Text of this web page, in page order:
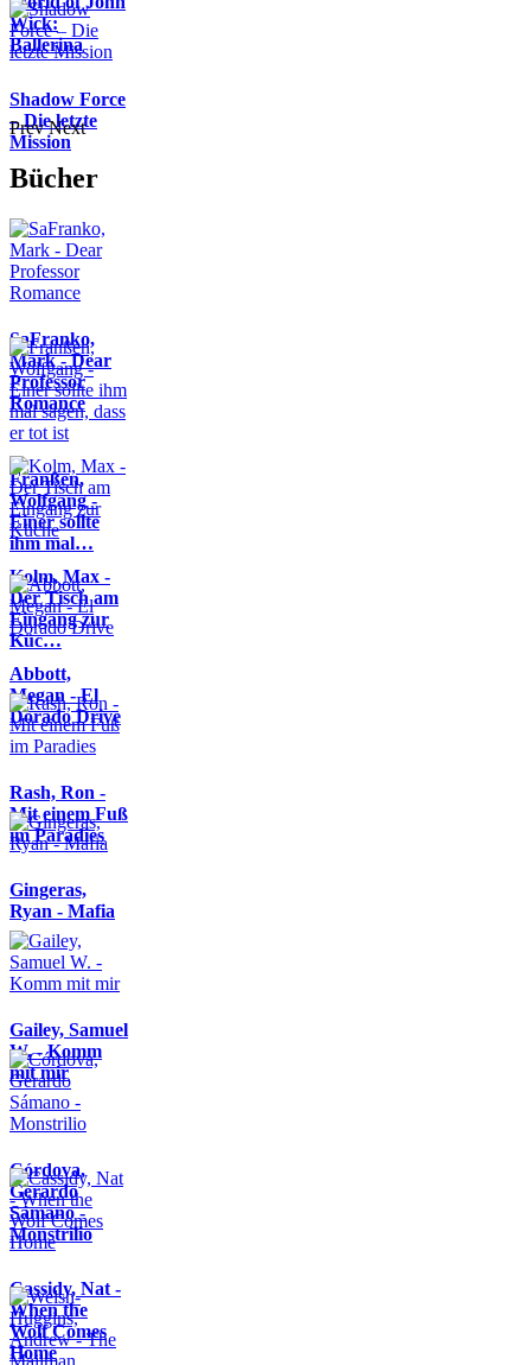
Wick:
Ballerina
Shadow Force
– Die letzte
Mission
Prev Next
Bücher
SaFranko,
Mark - Dear
Professor
Romance
Franßen,
Wolfgang -
Einer sollte
ihm mal…
Kolm, Max -
Der Tisch am
Eingang zur
Küc…
Abbott,
Megan - El
Dorado Drive
Rash, Ron -
Mit einem Fuß
im Paradies
Gingeras,
Ryan - Mafia
Gailey, Samuel
W. - Komm
mit mir
Córdova,
Gerardo
Sámano -
Monstrilio
Cassidy, Nat -
When the
Wolf Comes
Home